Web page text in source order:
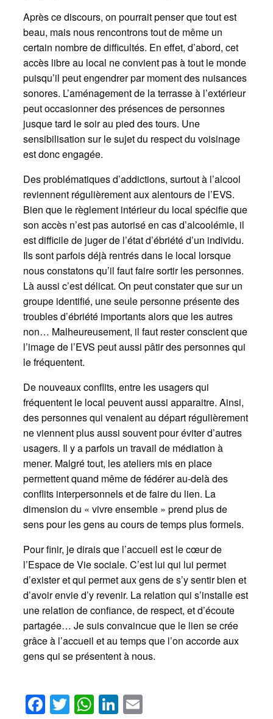
Après ce discours, on pourrait penser que tout est
beau, mais nous rencontrons tout de même un
certain nombre de difficultés. En effet, d’abord, cet
accès libre au local ne convient pas à tout le monde
puisqu’il peut engendrer par moment des nuisances
sonores. L’aménagement de la terrasse à l’extérieur
peut occasionner des présences de personnes
jusque tard le soir au pied des tours. Une
sensibilisation sur le sujet du respect du voisinage
est donc engagée.
Des problématiques d’addictions, surtout à l’alcool
reviennent régulièrement aux alentours de l’EVS.
Bien que le règlement intérieur du local spécifie que
son accès n’est pas autorisé en cas d’alcoolémie, il
est difficile de juger de l’état d’ébriété d’un individu.
Ils sont parfois déjà rentrés dans le local lorsque
nous constatons qu’il faut faire sortir les personnes.
Là aussi c’est délicat. On peut constater que sur un
groupe identifié, une seule personne présente des
troubles d’ébriété importants alors que les autres
non… Malheureusement, il faut rester conscient que
l’image de l’EVS peut aussi pâtir des personnes qui
le fréquentent.
De nouveaux conflits, entre les usagers qui
fréquentent le local peuvent aussi apparaitre. Ainsi,
des personnes qui venaient au départ régulièrement
ne viennent plus aussi souvent pour éviter d’autres
usagers. Il y a parfois un travail de médiation à
mener. Malgré tout, les ateliers mis en place
permettent quand même de fédérer au-delà des
conflits interpersonnels et de faire du lien. La
dimension du « vivre ensemble » prend plus de
sens pour les gens au cours de temps plus formels.
Pour finir, je dirais que l’accueil est le cœur de
l’Espace de Vie sociale. C’est lui qui lui permet
d’exister et qui permet aux gens de s’y sentir bien et
d’avoir envie d’y revenir. La relation qui s’installe est
une relation de confiance, de respect, et d’écoute
partagée… Je suis convaincue que le lien se crée
grâce à l’accueil et au temps que l’on accorde aux
gens qui se présentent à nous.
Facebook
Twitter
WhatsApp
LinkedIn